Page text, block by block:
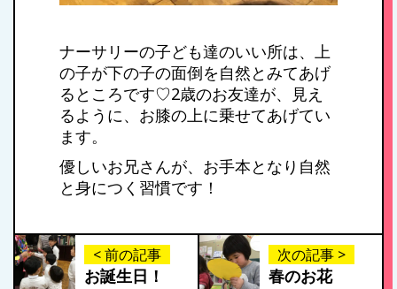
お問い合わせ
病児保育について
ナーサリーの子ども達のいい所は、上
の子が下の子の面倒を自然とみてあげ
るところです♡2歳のお友達が、見え
るように、お膝の上に乗せてあげてい
ます。
優しいお兄さんが、お手本となり自然
と身につく習慣です！
< 前の記事
お誕生日！
次の記事 >
春のお花